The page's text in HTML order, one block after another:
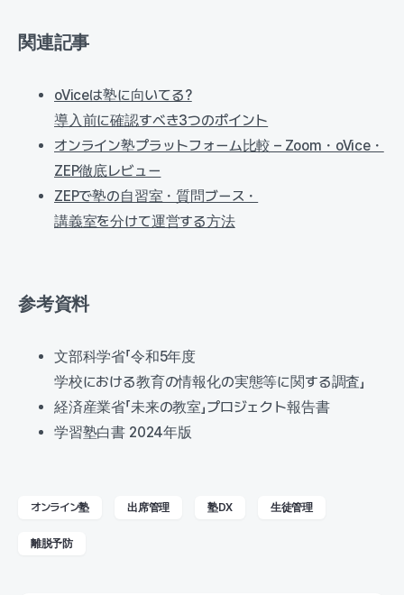
関連記事
oViceは塾に向いてる?
導入前に確認すべき3つのポイント
オンライン塾プラットフォーム比較 – Zoom・oVice・
ZEP徹底レビュー
ZEPで塾の自習室・質問ブース・
講義室を分けて運営する方法
参考資料
文部科学省「令和5年度
学校における教育の情報化の実態等に関する調査」
経済産業省「未来の教室」プロジェクト報告書
学習塾白書 2024年版
オンライン塾 出席管理 塾DX 生徒管理
離脱予防